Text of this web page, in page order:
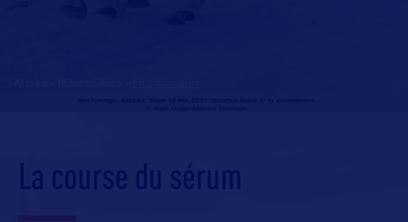
La course du sérum